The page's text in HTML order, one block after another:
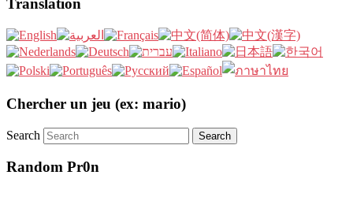
Translation
Chercher un jeu (ex: mario)
Search
Random Pr0n